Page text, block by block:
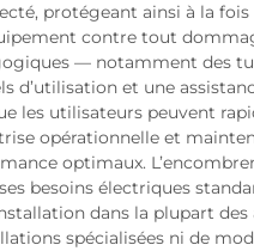
protégeant ainsi à la fois
contre tout
— notamment des
d’utilisation et une
les utilisateurs peuvent
opérationnelle et
optimaux.
besoins électriques
dans la plupart des
spécialisées ni de